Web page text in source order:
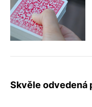
Skvěle odvedená